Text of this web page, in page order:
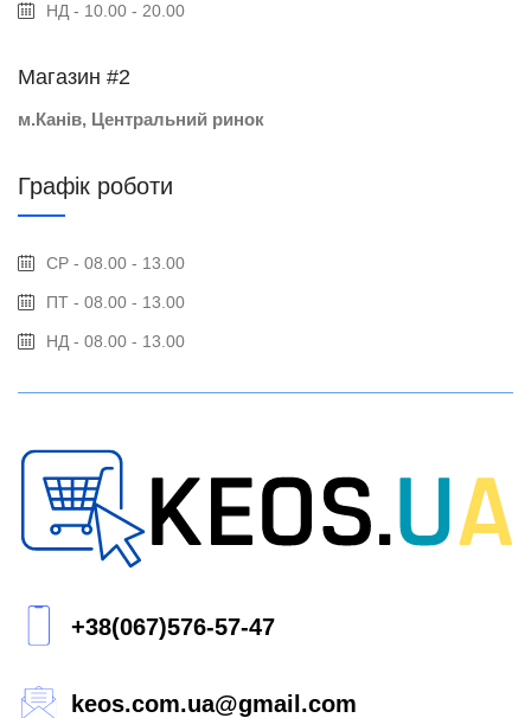
НД - 10.00 - 20.00
Магазин #2
м.Канів, Центральний ринок
Графік роботи
СР - 08.00 - 13.00
ПТ - 08.00 - 13.00
НД - 08.00 - 13.00
+38(067)576-57-47
keos.com.ua@gmail.com